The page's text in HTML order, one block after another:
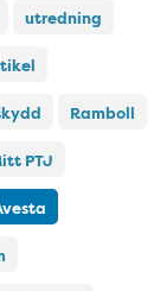
utredning
Ramboll
PTJ